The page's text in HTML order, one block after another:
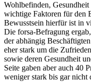
Wohlbefinden,
wichtige Faktoren für den
Bewusstsein hierfür ist in
Die forsa-Befragung
der abhängig
eher stark um die
sowie deren Gesundheit
Seite gaben aber auch 40
weniger stark bis gar nicht